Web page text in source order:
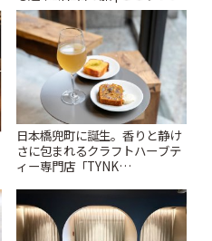
日本橋兜町に誕生。香りと静け
さに包まれるクラフトハーブテ
ィー専門店「TYNK